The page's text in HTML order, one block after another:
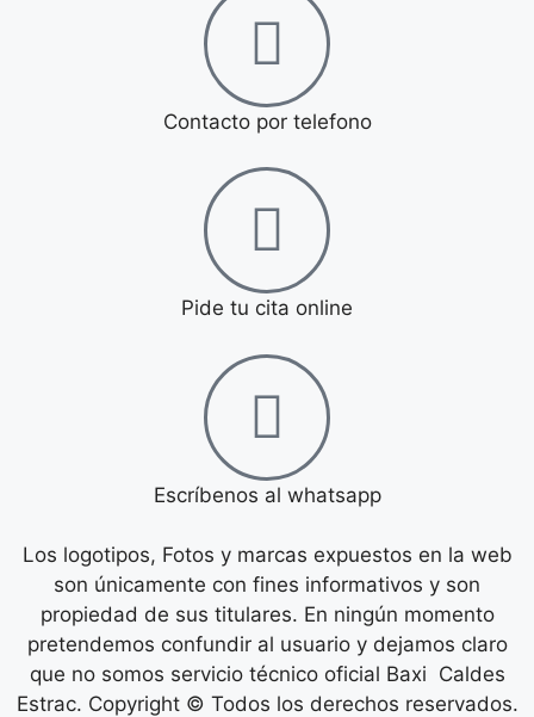
Contacto por telefono
Pide tu cita online
Escríbenos al whatsapp
Los logotipos, Fotos y marcas expuestos en la web
son únicamente con fines informativos y son
propiedad de sus titulares. En ningún momento
pretendemos confundir al usuario y dejamos claro
que no somos servicio técnico oficial Baxi Caldes
Estrac. Copyright © Todos los derechos reservados.